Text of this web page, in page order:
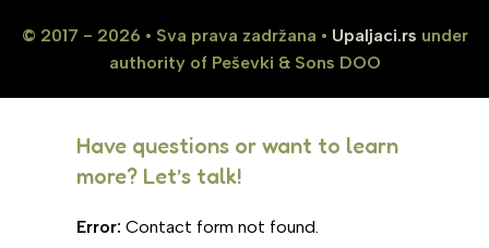
© 2017 - 2026 • Sva prava zadržana • Upaljaci.rs under
authority of Peševki & Sons DOO
Have questions or want to learn
more? Let’s talk!
Error: Contact form not found.